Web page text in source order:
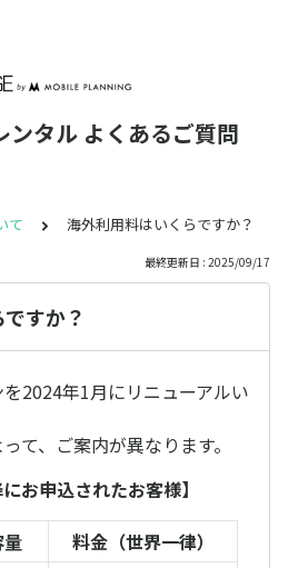
ンタル よくあるご質問
て 海外利用料はいくらですか？
最終更新日 : 2025/09/17
すか？
2024年1月にリニューアルい
て、ご案内が異なります。
お申込されたお客様】
料金（世界一律）